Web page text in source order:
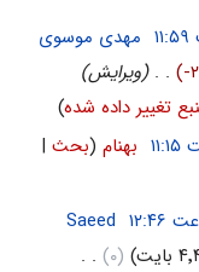
‏ مهدی موسوی
‏
. . (ویرایش)
)
‏ بهنام (بحث|
‏
Saeed
(۰) . .